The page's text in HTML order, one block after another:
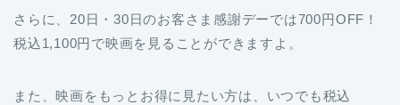
さらに、20日・30日のお客さま感謝デーでは700円OFF！
税込1,100円で映画を見ることができますよ。
また、映画をもっとお得に見たい方は、いつでも税込